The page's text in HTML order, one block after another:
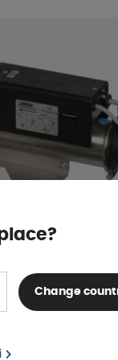
Change